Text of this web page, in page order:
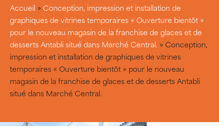
Accueil » Conception, impression et installation de
graphiques de vitrines temporaires « Ouverture bientôt »
pour le nouveau magasin de la franchise de glaces et de
desserts Antabli situé dans Marché Central. » Conception,
impression et installation de graphiques de vitrines
temporaires « Ouverture bientôt » pour le nouveau
magasin de la franchise de glaces et de desserts Antabli
situé dans Marché Central.